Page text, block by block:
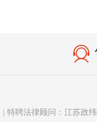
特聘法律顾问：江苏政